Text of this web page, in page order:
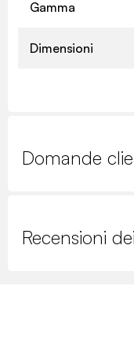
Gamma
Dimensioni
Domande
Recensioni